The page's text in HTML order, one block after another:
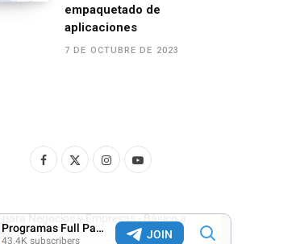
empaquetado de
aplicaciones
7 DE OCTUBRE DE 2023
F
c
e
T
I
s
Y
u
T